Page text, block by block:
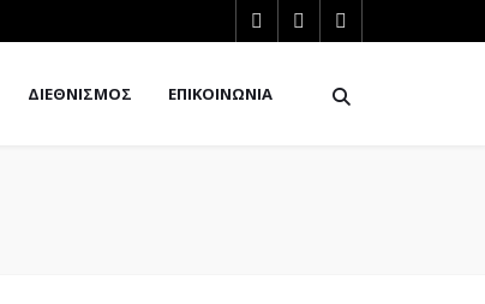
ΔΙΕΘΝΙΣΜΟΣ ΕΠΙΚΟΙΝΩΝΙΑ